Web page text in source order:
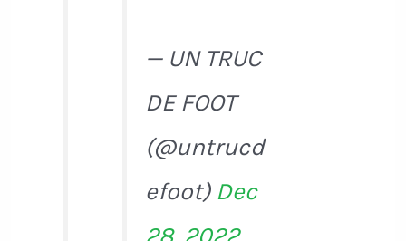
— UN TRUC
DE FOOT
(@untrucd
efoot) Dec